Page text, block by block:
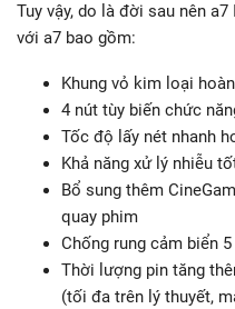
Tuy vậy, do là đời sau nên
với a7 bao gồm:
Khung vỏ kim loại
4 nút tùy biến chức
Tốc độ lấy nét nhanh
Khả năng xử lý nhiễu
Bổ sung thêm
quay phim
Chống rung cảm biển
Thời lượng pin tăng
(tối đa trên lý thuyết,